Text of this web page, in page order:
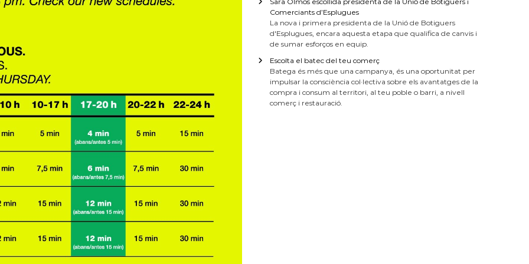
Comerciants d’Esplugues
La nova i primera presidenta de la Unió de Botiguers
d'Esplugues, encara aquesta etapa que qualifica de canvis i
de sumar esforços en equip.
Escolta el batec del teu comerç
Batega és més que una campanya, és una oportunitat per
impulsar la consciència col·lectiva sobre els avantatges de la
compra i consum al territori, al teu poble o barri, a nivell
comerç i restauració.